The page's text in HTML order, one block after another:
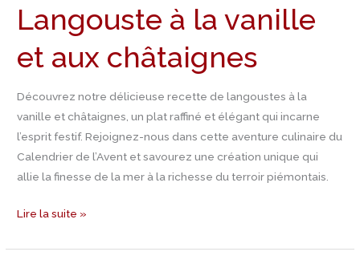
Langouste à la vanille
et aux châtaignes
Découvrez notre délicieuse recette de langoustes à la
vanille et châtaignes, un plat raffiné et élégant qui incarne
l’esprit festif. Rejoignez-nous dans cette aventure culinaire du
Calendrier de l’Avent et savourez une création unique qui
allie la finesse de la mer à la richesse du terroir piémontais.
Recette
Langouste
la
vanille
et
aux
châtaignes
Lire la suite »